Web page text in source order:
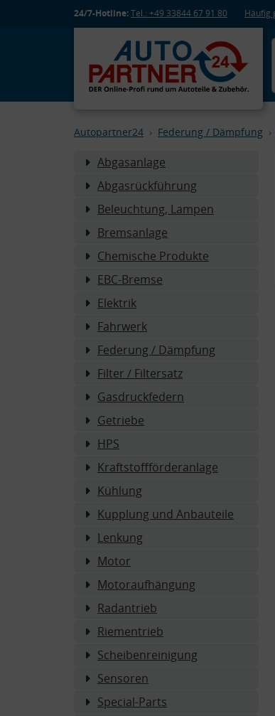
24/7-Hotline:Tel.: +49 33844 67 91 80 Häufig
Autopartner24 Federung / Dämpfung
Abgasanlage
Abgasrückführung
Beleuchtung, Lampen
Bremsanlage
Chemische Produkte
EBC-Bremse
Elektrik
Fahrwerk
Federung / Dämpfung
Filter / Filtersatz
Gasdruckfedern
Getriebe
HPS
Kraftstoffförderanlage
Kühlung
Kupplung und Anbauteile
Lenkung
Motor
Motoraufhängung
Radantrieb
Riementrieb
Scheibenreinigung
Sensoren
Special-Parts